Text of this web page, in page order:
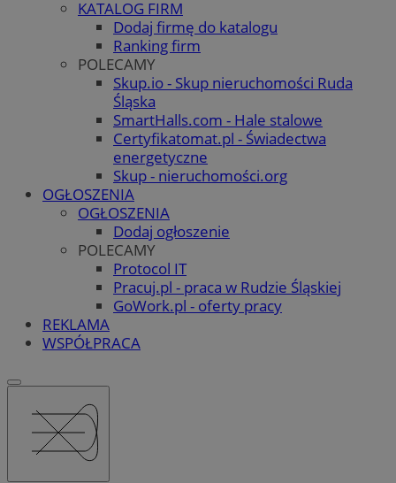
KATALOG FIRM
Dodaj firmę do katalogu
Ranking firm
POLECAMY
Skup.io - Skup nieruchomości Ruda
Śląska
SmartHalls.com - Hale stalowe
Certyfikatomat.pl - Świadectwa
energetyczne
Skup - nieruchomości.org
OGŁOSZENIA
OGŁOSZENIA
Dodaj ogłoszenie
POLECAMY
Protocol IT
Pracuj.pl - praca w Rudzie Śląskiej
GoWork.pl - oferty pracy
REKLAMA
WSPÓŁPRACA